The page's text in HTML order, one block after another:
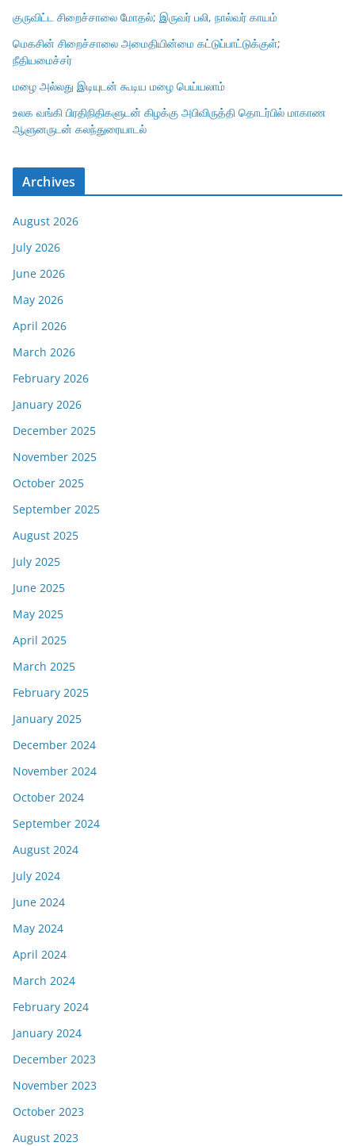
குருவிட்ட சிறைச்சாலை மோதல்; இருவர் பலி, நால்வர் காயம்
மெகசின் சிறைச்சாலை அமைதியின்மை கட்டுப்பாட்டுக்குள்;
நீதியமைச்சர்
மழை அல்லது இடியுடன் கூடிய மழை பெய்யலாம்
உலக வங்கி பிரதிநிதிகளுடன் கிழக்கு அபிவிருத்தி தொடர்பில் மாகாண
ஆளுனருடன் கலந்துரையாடல்
Archives
August 2026
July 2026
June 2026
May 2026
April 2026
March 2026
February 2026
January 2026
December 2025
November 2025
October 2025
September 2025
August 2025
July 2025
June 2025
May 2025
April 2025
March 2025
February 2025
January 2025
December 2024
November 2024
October 2024
September 2024
August 2024
July 2024
June 2024
May 2024
April 2024
March 2024
February 2024
January 2024
December 2023
November 2023
October 2023
August 2023